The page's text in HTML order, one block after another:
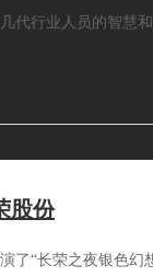
代行业人员的智慧
股份
了“长荣之夜银色